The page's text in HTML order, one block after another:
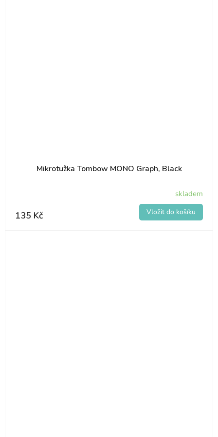
Mikrotužka Tombow MONO Graph, Black
skladem
135 Kč